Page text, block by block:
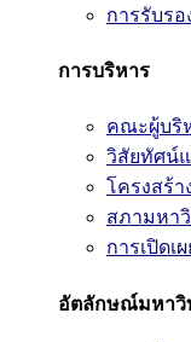
การรับร
การบริหาร
คณะผู้บริ
วิสัยทัศน์
โครงสร้า
สภามหา
การเปิด
อัตลักษณ์มหาวิ